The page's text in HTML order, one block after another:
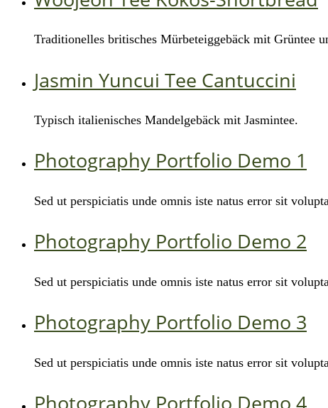
Traditionelles britisches Mürbeteiggebäck mit Grüntee
Jasmin Yuncui Tee Cantuccini
Typisch italienisches Mandelgebäck mit Jasmintee.
Photography Portfolio Demo 1
Sed ut perspiciatis unde omnis iste natus error sit
Photography Portfolio Demo 2
Sed ut perspiciatis unde omnis iste natus error sit
Photography Portfolio Demo 3
Sed ut perspiciatis unde omnis iste natus error sit
Photography Portfolio Demo 4